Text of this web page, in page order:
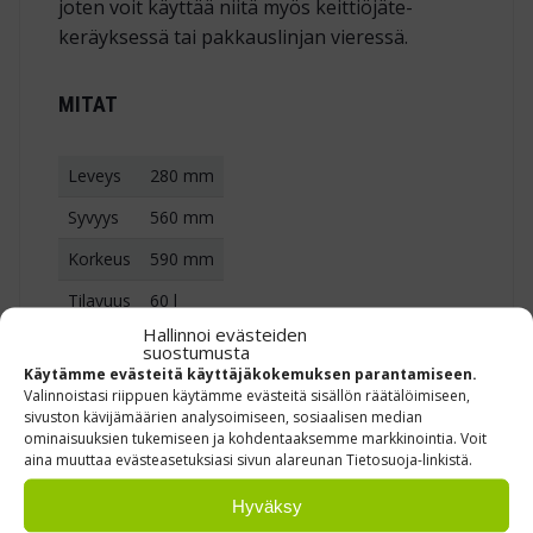
Hallinnoi evästeiden
suostumusta
Käytämme evästeitä käyttäjäkokemuksen parantamiseen.
Valinnoistasi riippuen käytämme evästeitä sisällön räätälöimiseen,
sivuston kävijämäärien analysoimiseen, sosiaalisen median
ominaisuuksien tukemiseen ja kohdentaaksemme markkinointia. Voit
aina muuttaa evästeasetuksiasi sivun alareunan Tietosuoja-linkistä.
Hyväksy
joten voit käyttää niitä myös keittiöjäte­
keräyksessä tai pakkaus­linjan vieressä.
MITAT
Leveys
280 mm
Syvyys
560 mm
Korkeus
590 mm
Tilavuus
60 l
MIKSI VALITA TÄMÄ 60 L JÄTEASTIA?
Kompakti runko sujahtaa hyllyrivin päähän tai
tiskipöydän alle. Värikoodaus nopeuttaa
lajittelua ja vähentää seka­jätteen määrää.